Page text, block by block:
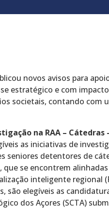
novos avisos para
estratégico e com
societais, contando com
na RAA – Cátedras
as iniciativas de
seniores detentores de
que se encontrem
inteligente regional
são elegíveis as
dos Açores (SCTA)